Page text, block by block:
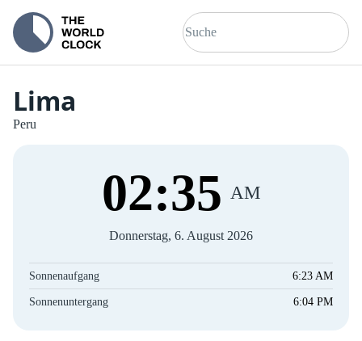
Lima
Peru
02:35 AM
Donnerstag, 6. August 2026
Sonnenaufgang 6:23 AM
Sonnenuntergang 6:04 PM